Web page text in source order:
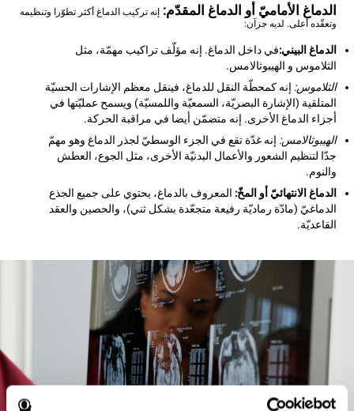
الدماغ الأماميّ أو الدماغ المقدّم:إنه تركيب الدماغ أكثر تطوّرا وتنظيمه
وتعقّده أعلى. لديه جزآن:
الدماغ البيني:في داخل الدماغ. إنه مؤلّف تراكيب مهمّة، مثل
الثلاموس و الهيبوثالامس.
الثلاموس: إنه كمحطّة النقل للدماغ، فينقل معظم الإشارات الحسيّة
المتلقية (الإشارة البصريّة، السمعيّة واللمسيّة) ويسمح عمليّتها في
أجزاء الدماغ الأخرى. إنه متضمّن أيضا في مراقبة الحركة.
الهيبوثالامس: إنه غدّة تقع في الجزء الوسطيّ لجذر الدماغ وهو مهمّ
جدّا لتنظيم الشعور والأعمال البدنيّة الأخرى، مثل الجوع، العطش
والنوم.
الدماغ الانتهائيّ أو المخّ: المعروف بالدماغ، يحتوي على جميع الجذع
الدماغيّ (مادّة رماديّة رفيعة متجعّدة بشكل ثني)، والحصين والعقد
القاعديّة.